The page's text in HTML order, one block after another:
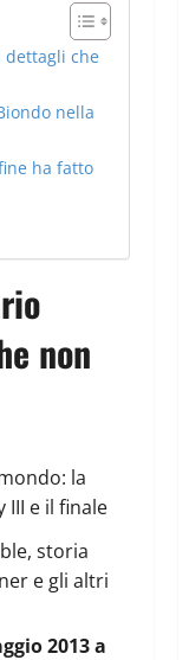
dettagli che
nella
ha fatto
non
la
III e il finale
storia
e gli altri
2013 a